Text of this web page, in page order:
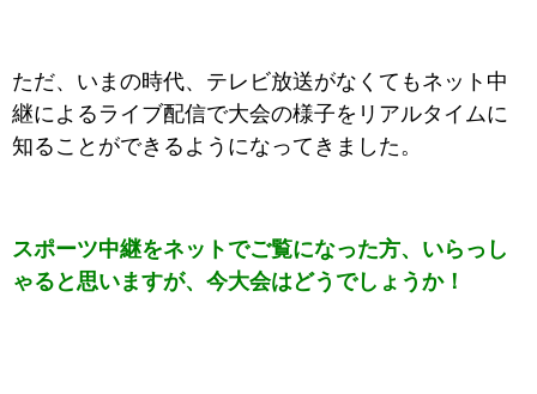
ただ、いまの時代、テレビ放送がなくてもネット中
継によるライブ配信で大会の様子をリアルタイムに
知ることができるようになってきました。
スポーツ中継をネットでご覧になった方、いらっし
ゃると思いますが、今大会はどうでしょうか！